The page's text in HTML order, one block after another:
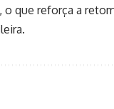
que reforça a